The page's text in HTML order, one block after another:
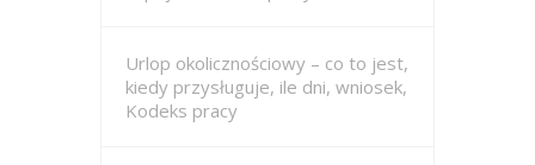
Urlop okolicznościowy – co to jest,
kiedy przysługuje, ile dni, wniosek,
Kodeks pracy